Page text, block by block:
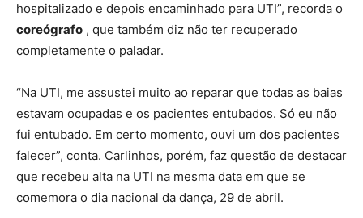
hospitalizado e depois encaminhado para UTI”, recorda o
coreógrafo , que também diz não ter recuperado
completamente o paladar.
“Na UTI, me assustei muito ao reparar que todas as baias
estavam ocupadas e os pacientes entubados. Só eu não
fui entubado. Em certo momento, ouvi um dos pacientes
falecer”, conta. Carlinhos, porém, faz questão de destacar
que recebeu alta na UTI na mesma data em que se
comemora o dia nacional da dança, 29 de abril.